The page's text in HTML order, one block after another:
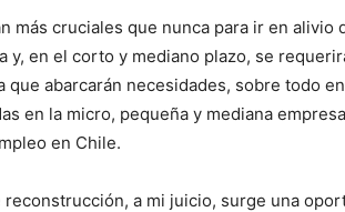
más cruciales que nunca para ir en alivio
y, en el corto y mediano plazo, se
que abarcarán necesidades, sobre todo
en la micro, pequeña y mediana
en Chile.
reconstrucción, a mi juicio, surge una